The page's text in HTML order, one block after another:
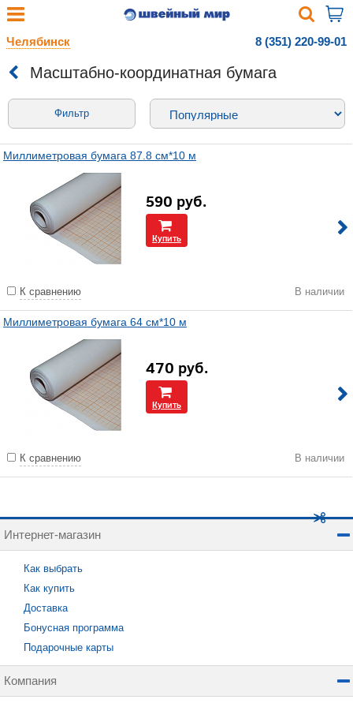
Челябинск 8 (351) 220-99-01
Масштабно-координатная бумага
Фильтр
Миллиметровая бумага 87.8 см*10 м
590 руб.
Купить
К сравнению В наличии
Миллиметровая бумага 64 см*10 м
470 руб.
Купить
К сравнению В наличии
Интернет-магазин
Как выбрать
Как купить
Доставка
Бонусная программа
Подарочные карты
Компания